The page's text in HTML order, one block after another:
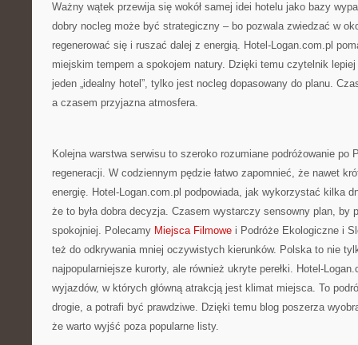
Ważny wątek przewija się wokół samej idei hotelu jako bazy
dobry nocleg może być strategiczny – bo pozwala zwiedzać w
regenerować się i ruszać dalej z energią. Hotel-Logan.com.pl
miejskim tempem a spokojem natury. Dzięki temu czytelnik
jeden „idealny hotel”, tylko jest nocleg dopasowany do planu.
a czasem przyjazna atmosfera.
Kolejna warstwa serwisu to szeroko rozumiane podróżowanie po
regeneracji. W codziennym pędzie łatwo zapomnieć, że nawet
energię. Hotel-Logan.com.pl podpowiada, jak wykorzystać kilka
że to była dobra decyzja. Czasem wystarczy sensowny plan, by
spokojniej. Polecamy Miejsca Filmowe i Podróże Ekologiczne i
też do odkrywania mniej oczywistych kierunków. Polska to nie
najpopularniejsze kurorty, ale również ukryte perełki. Hotel-
wyjazdów, w których główną atrakcją jest klimat miejsca. To
drogie, a potrafi być prawdziwe. Dzięki temu blog poszerza
że warto wyjść poza popularne listy.